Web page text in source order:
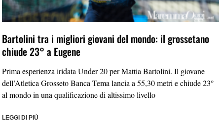
Bartolini tra i migliori giovani del mondo: il grossetano
chiude 23° a Eugene
Prima esperienza iridata Under 20 per Mattia Bartolini. Il giovane
dell’Atletica Grosseto Banca Tema lancia a 55,30 metri e chiude 23°
al mondo in una qualificazione di altissimo livello
LEGGI DI PIÙ